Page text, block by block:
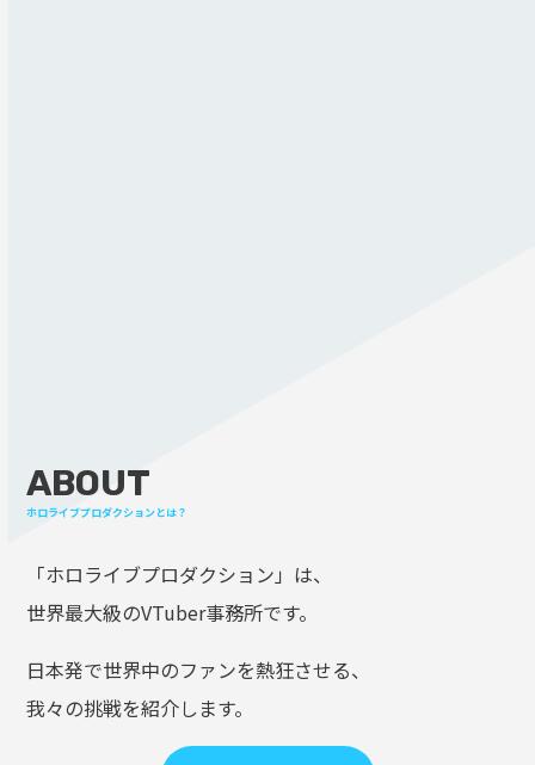
ABOUT
ホロライブプロダクションとは？
「ホロライブプロダクション」は、
世界最大級のVTuber事務所です。
日本発で世界中のファンを熱狂させる、
我々の挑戦を紹介します。